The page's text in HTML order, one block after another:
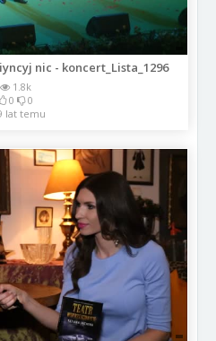
nic - koncert_Lista_1296
1.8k
0
0
lat temu